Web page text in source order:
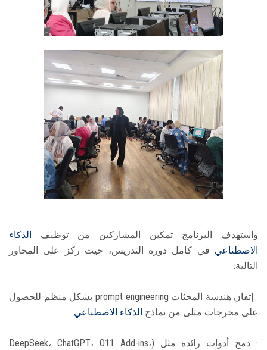
واستهدف البرنامج تمكين المشاركين من توظيف الذكاء
الاصطناعي في كامل دورة التدريس، حيث ركز على المحاور
التالية:
· إتقان هندسة المحثات prompt engineering بشكل منظم للحصول
على مخرجات مثلى من نماذج الذكاء الاصطناعي.
· دمج أدوات رائدة مثل (DeepSeek، ChatGPT، O11 Add-ins،